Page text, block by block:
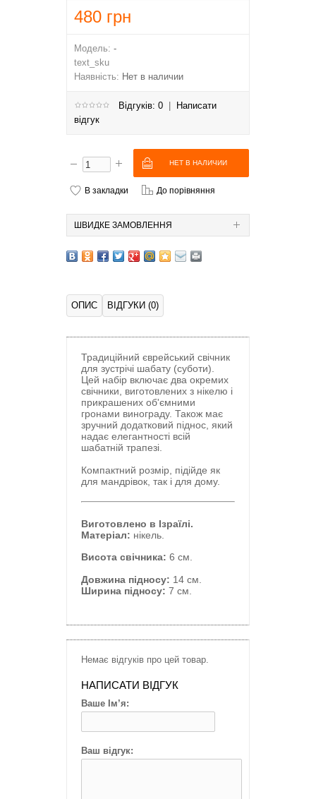
480 грн
Модель: -
text_sku
Наявність: Нет в наличии
Відгуків: 0
Написати
відгук
В закладки До порівняння
ШВИДКЕ ЗАМОВЛЕННЯ
ОПИС ВІДГУКИ (0)
Традиційний єврейський свічник
для зустрічі шабату (суботи).
Цей набір включає два окремих
свічники, виготовлених з нікелю і
прикрашених об'ємними
гронами винограду. Також має
зручний додатковий піднос, який
надає елегантності всій
шабатній трапезі.
Компактний розмір, підійде як
для мандрівок, так і для дому.
Виготовлено в Ізраїлі.
Матеріал: нікель.
Висота свічника: 6 см.
Довжина підносу: 14 см.
Ширина підносу: 7 см.
Немає відгуків про цей товар.
НАПИСАТИ ВІДГУК
Ваше Ім’я:
Ваш відгук: